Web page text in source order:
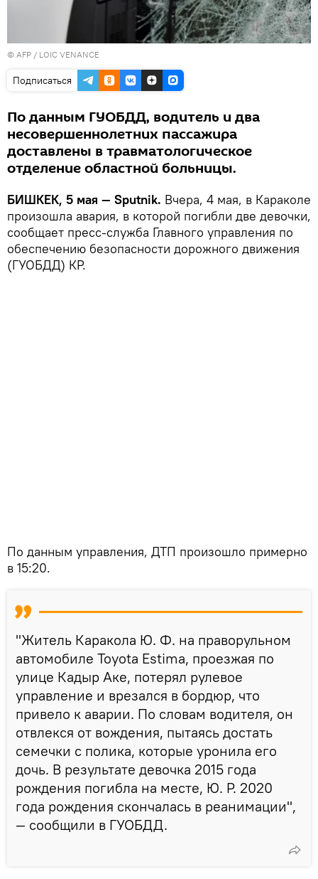
© AFP / LOIC VENANCE
Подписаться
По данным ГУОБДД, водитель и два
несовершеннолетних пассажира
доставлены в травматологическое
отделение областной больницы.
БИШКЕК, 5 мая — Sputnik. Вчера, 4 мая, в Караколе
произошла авария, в которой погибли две девочки,
сообщает пресс-служба Главного управления по
обеспечению безопасности дорожного движения
(ГУОБДД) КР.
По данным управления, ДТП произошло примерно
в 15:20.
"Житель Каракола Ю. Ф. на праворульном
автомобиле Toyota Estima, проезжая по
улице Кадыр Аке, потерял рулевое
управление и врезался в бордюр, что
привело к аварии. По словам водителя, он
отвлекся от вождения, пытаясь достать
семечки с полика, которые уронила его
дочь. В результате девочка 2015 года
рождения погибла на месте, Ю. Р. 2020
года рождения скончалась в реанимации",
— сообщили в ГУОБДД.